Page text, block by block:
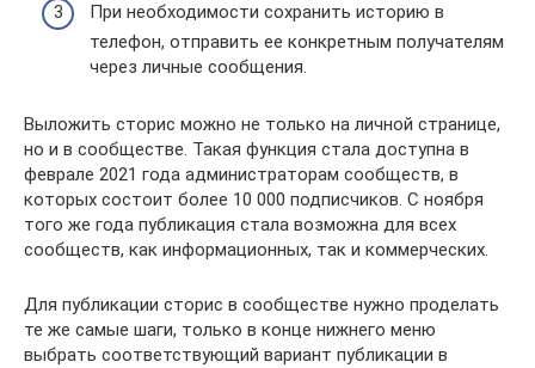
При необходимости сохранить историю в
телефон, отправить ее конкретным получателям
через личные сообщения.
Выложить сторис можно не только на личной странице,
но и в сообществе. Такая функция стала доступна в
феврале 2021 года администраторам сообществ, в
которых состоит более 10 000 подписчиков. С ноября
того же года публикация стала возможна для всех
сообществ, как информационных, так и коммерческих.
Для публикации сторис в сообществе нужно проделать
те же самые шаги, только в конце нижнего меню
выбрать соответствующий вариант публикации в